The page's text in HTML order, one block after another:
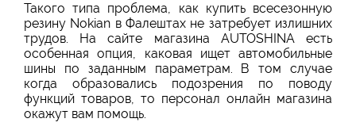
Такого типа проблема, как купить всесезонную
резину Nokian в Фалештах не затребует излишних
трудов. На сайте магазина AUTOSHINA есть
особенная опция, каковая ищет автомобильные
шины по заданным параметрам. В том случае
когда образовались подозрения по поводу
функций товаров, то персонал онлайн магазина
окажут вам помощь.